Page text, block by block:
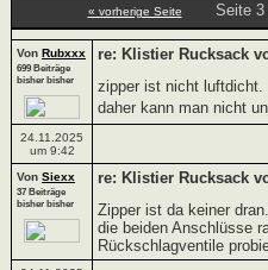
« vorherige Seite Seite 3
Von Rubxxx
699 Beiträge
bisher bisher
re: Klistier Rucksack
zipper ist nicht luftdicht.
daher kann man nicht
24.11.2025
um 9:42
Von Siexx
37 Beiträge
bisher bisher
re: Klistier Rucksack
Zipper ist da keiner
die beiden Anschlüsse
Rückschlagventile